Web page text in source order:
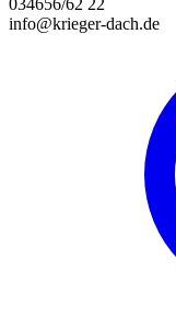
info@krieger-dach.de